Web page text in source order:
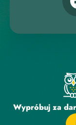
Wypróbuj za